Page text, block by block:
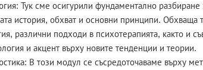
Тук сме осигурили фундаментално разбиране
история, обхват и основни принципи. Обхваща
различни подходи в психотерапията, както и
и акцент върху новите тенденции и теории.
В този модул се съсредоточаваме върху